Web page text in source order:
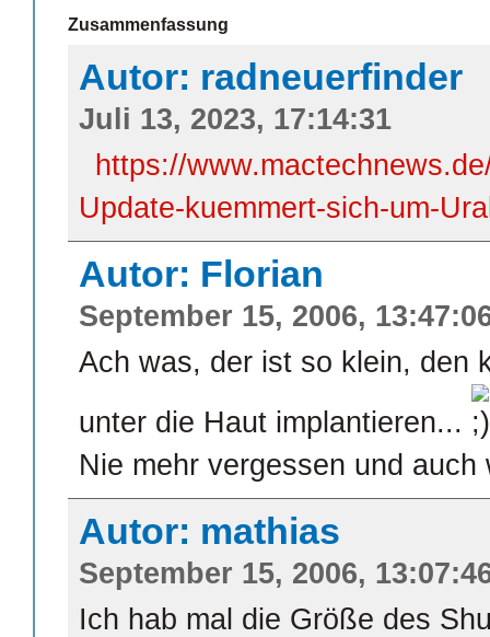
Zusammenfassung
Autor: radneuerfinder
Juli 13, 2023, 17:14:31
https://
Update-kuemmert-sich-um-
Autor: Florian
September 15, 2006,
Ach was, der ist so klein, den
unter die Haut implantieren...
Nie mehr vergessen und
Autor: mathias
September 15, 2006,
Ich hab mal die Größe des